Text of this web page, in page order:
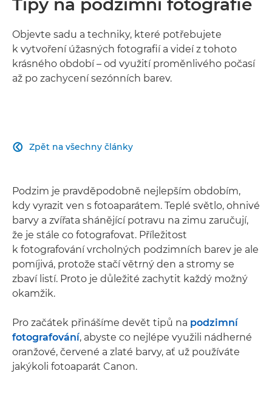
Tipy na podzimní fotografie
Objevte sadu a techniky, které potřebujete
k vytvoření úžasných fotografií a videí z tohoto
krásného období – od využití proměnlivého počasí
až po zachycení sezónních barev.
Zpět na všechny články

Podzim je pravděpodobně nejlepším obdobím,
kdy vyrazit ven s fotoaparátem. Teplé světlo, ohnivé
barvy a zvířata shánějící potravu na zimu zaručují,
že je stále co fotografovat. Příležitost
k fotografování vrcholných podzimních barev je ale
pomíjivá, protože stačí větrný den a stromy se
zbaví listí. Proto je důležité zachytit každý možný
okamžik.
Pro začátek přinášíme devět tipů na podzimní
fotografování, abyste co nejlépe využili nádherné
oranžové, červené a zlaté barvy, ať už používáte
jakýkoli fotoaparát Canon.